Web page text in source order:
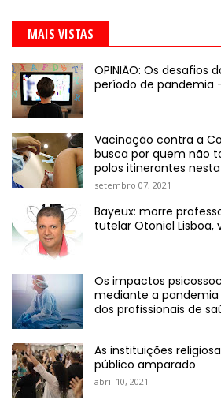
MAIS VISTAS
OPINIÃO: Os desafios
período de pandemia
Vacinação contra a
busca por quem não
polos itinerantes
setembro 07, 2021
Bayeux: morre
tutelar Otoniel Lisboa,
Os impactos
mediante a pandemia
dos profissionais de
As instituições
público amparado
abril 10, 2021